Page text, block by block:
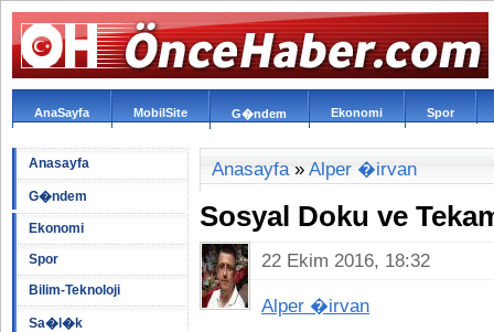
AnaSayfa MobilSite G�ndem Ekonomi Spor
Anasayfa
G�ndem
Ekonomi
Spor
Bilim-Teknoloji
Sa�l�k
Anasayfa» Alper �irvan
Sosyal Doku ve
22 Ekim 2016, 18:32
Alper �irvan